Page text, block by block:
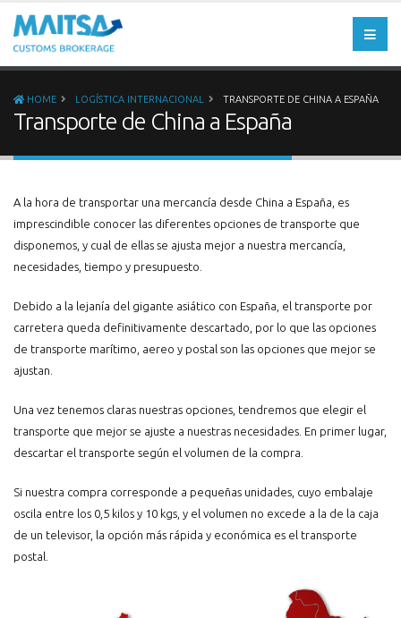
HOME LOGÍSTICA INTERNACIONAL TRANSPORTE DE CHINA A ESPAÑA
Transporte de China a España
A la hora de transportar una mercancía desde China a España, es
imprescindible conocer las diferentes opciones de transporte que
disponemos, y cual de ellas se ajusta mejor a nuestra mercancía,
necesidades, tiempo y presupuesto.
Debido a la lejanía del gigante asiático con España, el transporte por
carretera queda definitivamente descartado, por lo que las opciones
de transporte marítimo, aereo y postal son las opciones que mejor se
ajustan.
Una vez tenemos claras nuestras opciones, tendremos que elegir el
transporte que mejor se ajuste a nuestras necesidades. En primer lugar,
descartar el transporte según el volumen de la compra.
Si nuestra compra corresponde a pequeñas unidades, cuyo embalaje
oscila entre los 0,5 kilos y 10 kgs, y el volumen no excede a la de la caja
de un televisor, la opción más rápida y económica es el transporte
postal.